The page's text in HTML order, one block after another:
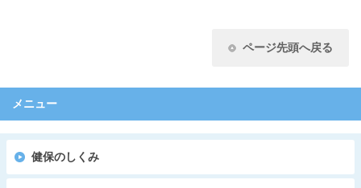
ページ先頭へ戻る
メニュー
健保のしくみ